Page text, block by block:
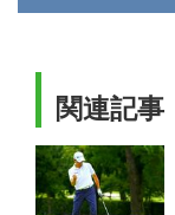
関連記事